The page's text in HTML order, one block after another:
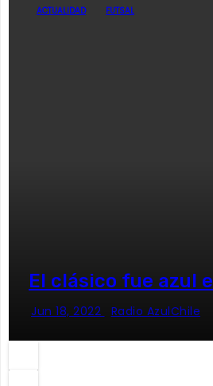
ACTUALIDAD FUTSAL
El clásico fue azul
Jun 18, 2022 Radio AzulChile